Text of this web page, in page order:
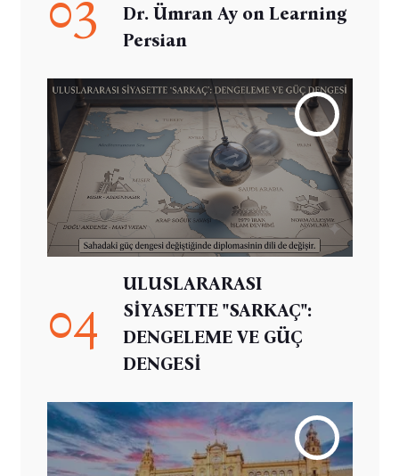
Dr. Ümran Ay on Learning
Persian
04
ULUSLARARASI
SİYASETTE "SARKAÇ":
DENGELEME VE GÜÇ
DENGESİ